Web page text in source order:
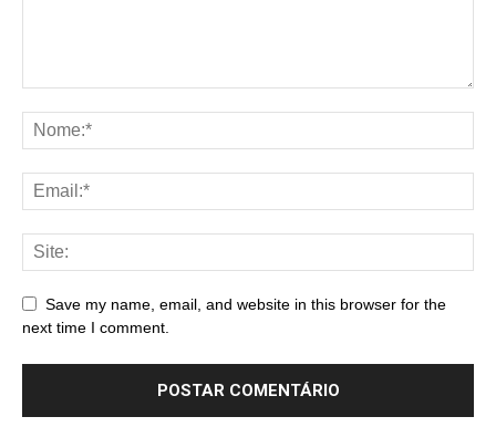
Save my name, email, and website in this browser for the
next time I comment.